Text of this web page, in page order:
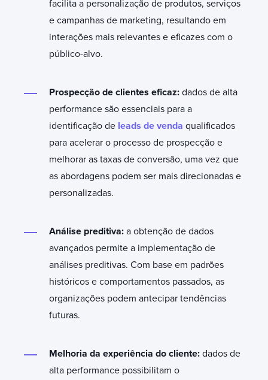
facilita a personalização de produtos, serviços
e campanhas de marketing, resultando em
interações mais relevantes e eficazes com o
público-alvo.
Prospecção de clientes eficaz: dados de alta
performance são essenciais para a
identificação de leads de venda qualificados
para acelerar o processo de prospecção e
melhorar as taxas de conversão, uma vez que
as abordagens podem ser mais direcionadas e
personalizadas.
Análise preditiva: a obtenção de dados
avançados permite a implementação de
análises preditivas. Com base em padrões
históricos e comportamentos passados, as
organizações podem antecipar tendências
futuras.
Melhoria da experiência do cliente: dados de
alta performance possibilitam o